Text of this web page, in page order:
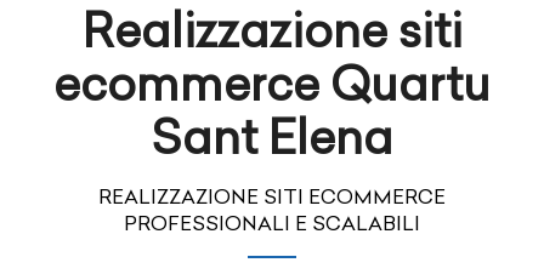
Realizzazione siti
ecommerce Quartu
Sant Elena
REALIZZAZIONE SITI ECOMMERCE
PROFESSIONALI E SCALABILI